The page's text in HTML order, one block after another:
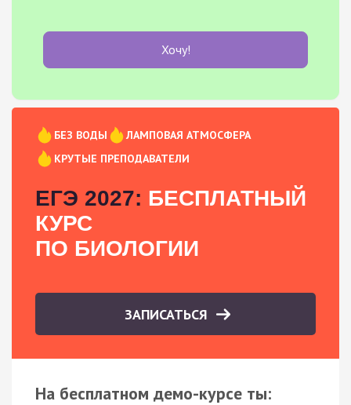
Хочу!
БЕЗ ВОДЫ
ЛАМПОВАЯ АТМОСФЕРА
КРУТЫЕ ПРЕПОДАВАТЕЛИ
ЕГЭ 2027: БЕСПЛАТНЫЙ
КУРС
ПО БИОЛОГИИ
ЗАПИСАТЬСЯ
На бесплатном демо-курсе ты: